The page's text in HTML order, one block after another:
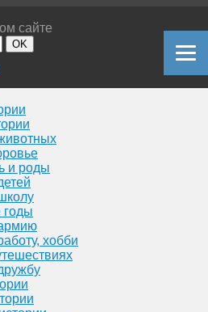
сайте
OK
и роды
годы
хобби